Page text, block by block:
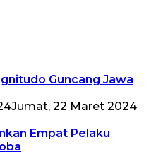
Guncang Jawa
Jumat, 22 Maret 2024
Empat Pelaku